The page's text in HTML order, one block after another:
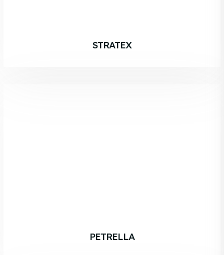
STRATEX
PETRELLA